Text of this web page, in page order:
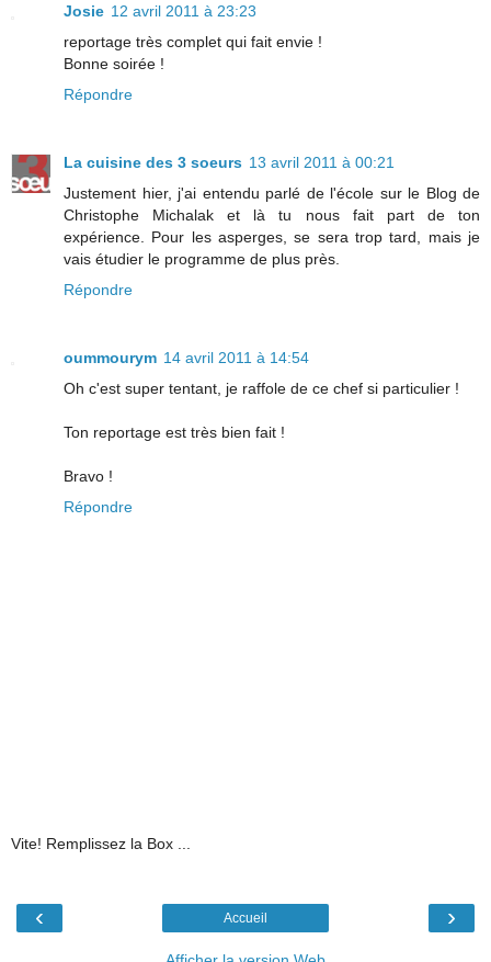
Josie 12 avril 2011 à 23:23
reportage très complet qui fait envie !
Bonne soirée !
Répondre
La cuisine des 3 soeurs 13 avril 2011 à 00:21
Justement hier, j'ai entendu parlé de l'école sur le Blog de
Christophe Michalak et là tu nous fait part de ton
expérience. Pour les asperges, se sera trop tard, mais je
vais étudier le programme de plus près.
Répondre
oummourym 14 avril 2011 à 14:54
Oh c'est super tentant, je raffole de ce chef si particulier !
Ton reportage est très bien fait !
Bravo !
Répondre
Vite! Remplissez la Box ...
‹ ›
Accueil